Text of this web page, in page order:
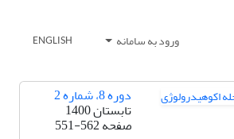
ورود به سامانه ENGLISH
دوره 8، شماره 2
تابستان 1400
صفحه551-562